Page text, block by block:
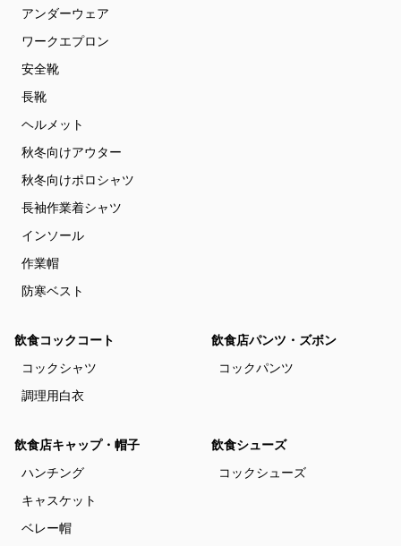
アンダーウェア
ワークエプロン
安全靴
長靴
ヘルメット
秋冬向けアウター
秋冬向けポロシャツ
長袖作業着シャツ
インソール
作業帽
防寒ベスト
飲食コックコート
コックシャツ
調理用白衣
飲食店パンツ・ズボン
コックパンツ
飲食店キャップ・帽子
ハンチング
キャスケット
ベレー帽
飲食シューズ
コックシューズ